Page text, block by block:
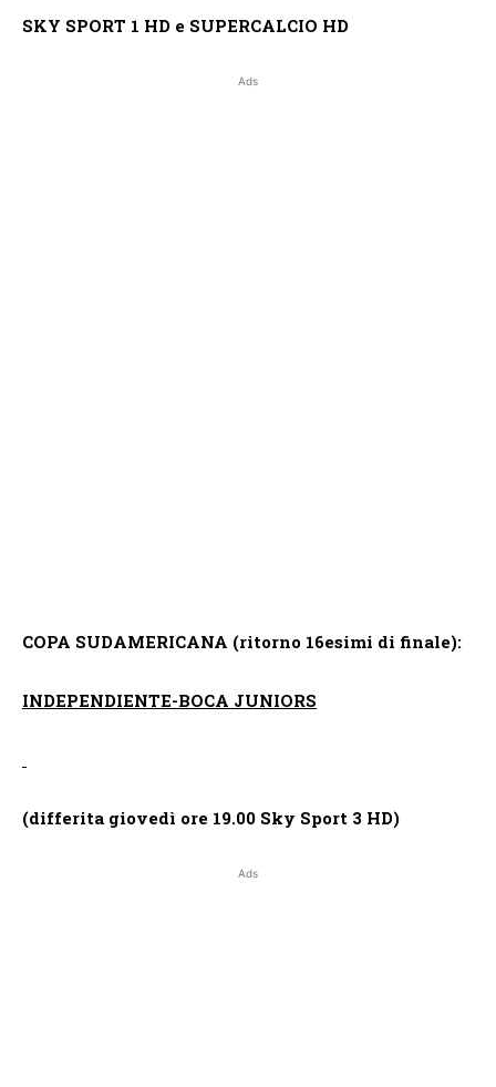
SKY SPORT 1 HD e SUPERCALCIO HD
Ads
COPA SUDAMERICANA (ritorno 16esimi di finale):
INDEPENDIENTE-BOCA JUNIORS
(differita giovedì ore 19.00 Sky Sport 3 HD)
Ads